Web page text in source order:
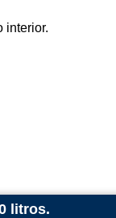
interior.
litros.